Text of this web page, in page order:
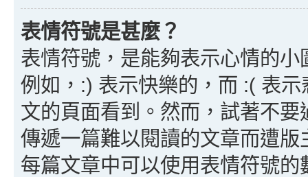
表情符號是甚麼？
表情符號，是能夠表示心情的
例如，:) 表示快樂的，而 :( 表
文的頁面看到。然而，試著不
傳遞一篇難以閱讀的文章而遭
每篇文章中可以使用表情符號的